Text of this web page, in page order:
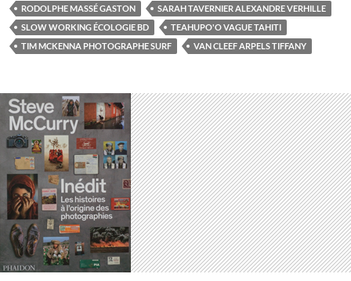
RODOLPHE MASSÉ GASTON
SARAH TAVERNIER ALEXANDRE VERHILLE
SLOW WORKING ÉCOLOGIE BD
TEAHUPO'O VAGUE TAHITI
TIM MCKENNA PHOTOGRAPHE SURF
VAN CLEEF ARPELS TIFFANY